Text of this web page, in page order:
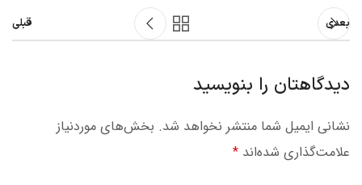
بعدی قبلی
دیدگاهتان را بنویسید
نشانی ایمیل شما منتشر نخواهد شد. بخش‌های موردنیاز
علامت‌گذاری شده‌اند *